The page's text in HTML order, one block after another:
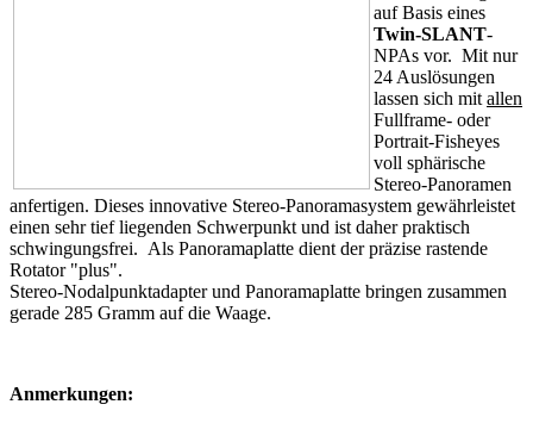
auf Basis eines
Twin-SLANT-
NPAs vor. Mit nur
24 Auslösungen
lassen sich mit allen
Fullframe- oder
Portrait-Fisheyes
voll sphärische
Stereo-Panoramen
anfertigen. Dieses innovative Stereo-Panoramasystem gewährleistet
einen sehr tief liegenden Schwerpunkt und ist daher praktisch
schwingungsfrei. Als Panoramaplatte dient der präzise rastende
Rotator "plus".
Stereo-Nodalpunktadapter und Panoramaplatte bringen zusammen
gerade 285 Gramm auf die Waage.
Anmerkungen: